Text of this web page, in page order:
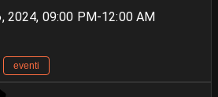
2024, 09:00 PM-12:00 AM
eventi